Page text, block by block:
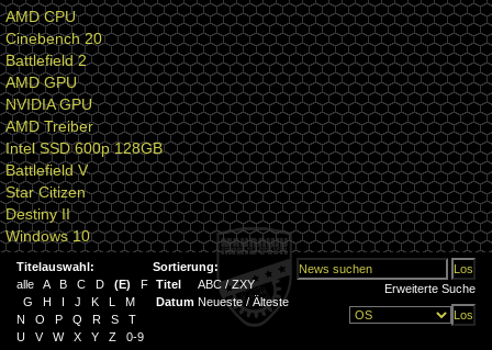
AMD CPU
Cinebench 20
Battlefield 2
AMD GPU
NVIDIA GPU
AMD Treiber
Intel SSD 600p 128GB
Battlefield V
Star Citizen
Destiny II
Windows 10
Titelauswahl:
alle
A B C D (E)
F
G
H I J K L
M
N
O P Q R S
T
U
V W X Y Z 0-9
Sortierung:
Titel
ABC/ZXY
Datum Neueste / Älteste
Erweiterte Suche